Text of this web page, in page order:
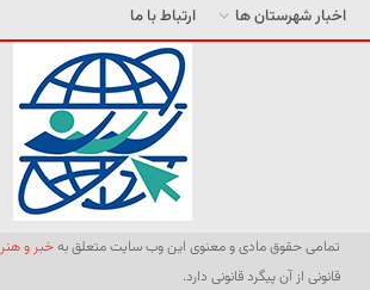
اخبار شهرستان ها
ارتباط با ما
تمامی حقوق مادی و معنوی این وب سایت متعلق بهخبر و هنر
قانونی از آن پیگرد قانونی دارد.